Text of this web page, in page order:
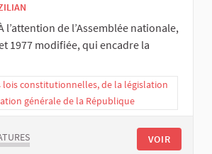
l’attention de l’Assemblée nationale,
1977 modifiée, qui encadre la
lois constitutionnelles, de la législation
générale de la République
VOIR